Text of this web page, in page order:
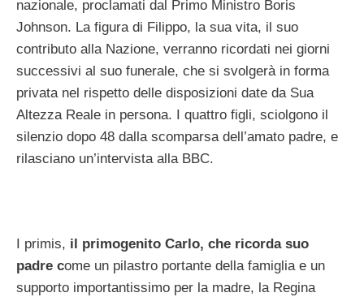
nazionale, proclamati dal Primo Ministro Boris
Johnson. La figura di Filippo, la sua vita, il suo
contributo alla Nazione, verranno ricordati nei giorni
successivi al suo funerale, che si svolgerà in forma
privata nel rispetto delle disposizioni date da Sua
Altezza Reale in persona. I quattro figli, sciolgono il
silenzio dopo 48 dalla scomparsa dell’amato padre, e
rilasciano un’intervista alla BBC.
I primis, il primogenito Carlo, che ricorda suo
padre come un pilastro portante della famiglia e un
supporto importantissimo per la madre, la Regina